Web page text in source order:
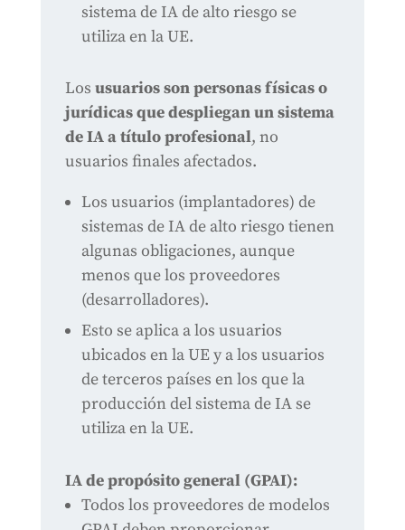
sistema de IA de alto riesgo se
utiliza en la UE.
Los usuarios son personas físicas o
jurídicas que despliegan un sistema
de IA a título profesional, no
usuarios finales afectados.
Los usuarios (implantadores) de
sistemas de IA de alto riesgo tienen
algunas obligaciones, aunque
menos que los proveedores
(desarrolladores).
Esto se aplica a los usuarios
ubicados en la UE y a los usuarios
de terceros países en los que la
producción del sistema de IA se
utiliza en la UE.
IA de propósito general (GPAI):
Todos los proveedores de modelos